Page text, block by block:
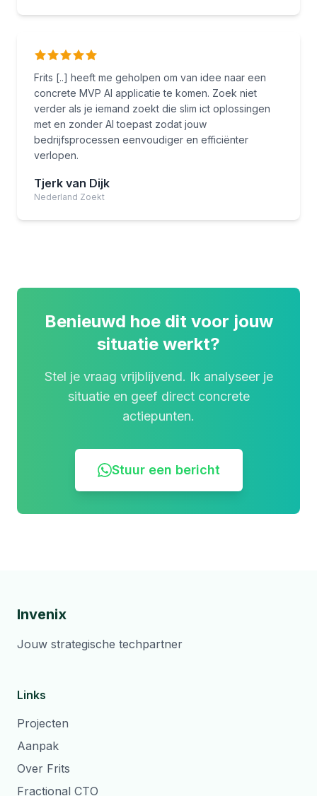
Frits [..] heeft me geholpen om van idee naar een
concrete MVP AI applicatie te komen. Zoek niet
verder als je iemand zoekt die slim ict oplossingen
met en zonder AI toepast zodat jouw
bedrijfsprocessen eenvoudiger en efficiënter
verlopen.
Tjerk van Dijk
Nederland Zoekt
Benieuwd hoe dit voor jouw
situatie werkt?
Stel je vraag vrijblijvend. Ik analyseer je
situatie en geef direct concrete
actiepunten.
Stuur een bericht
Invenix
Jouw strategische techpartner
Links
Projecten
Aanpak
Over Frits
Fractional CTO